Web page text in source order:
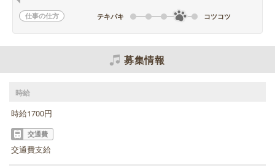
仕事の仕方 テキパキ コツコツ
募集情報
時給
時給1700円
交通費
交通費支給